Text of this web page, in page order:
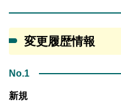
変更履歴情報
No.1
新規